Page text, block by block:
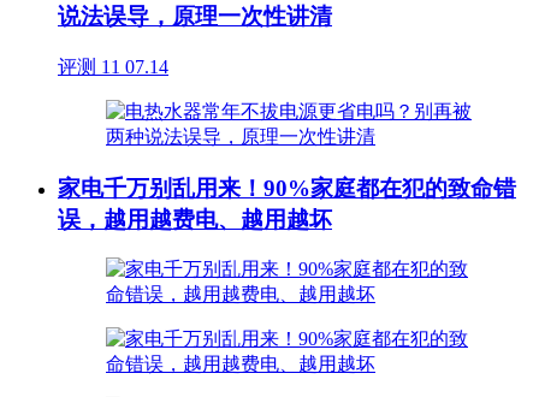
说法误导，原理一次性讲清
评测 11 07.14
家电千万别乱用来！90%家庭都在犯的致命错
误，越用越费电、越用越坏